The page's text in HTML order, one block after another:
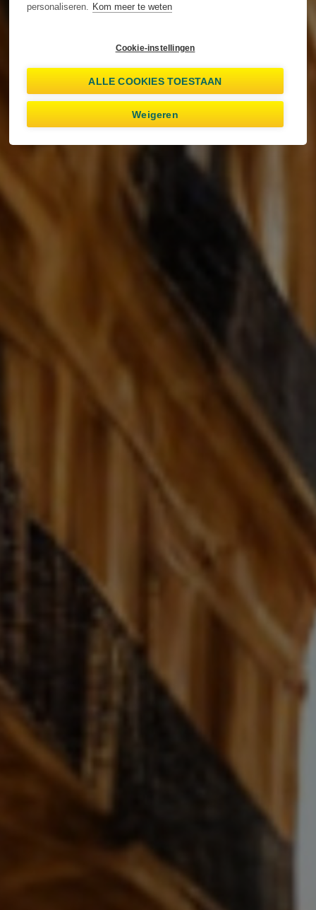
personaliseren. Kom meer te weten
Cookie-instellingen
ALLE COOKIES TOESTAAN
Weigeren